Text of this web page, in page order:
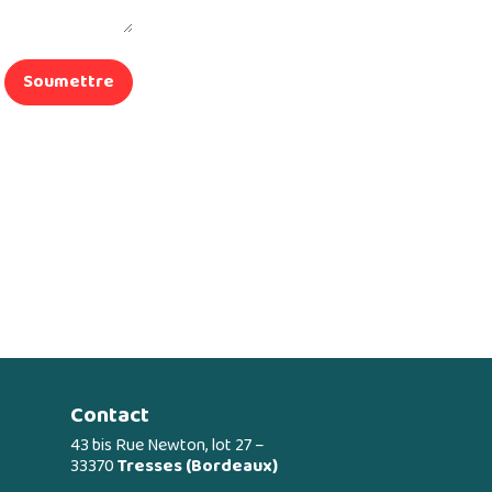
Soumettre
Contact
43 bis Rue Newton, lot 27 –
33370Tresses (Bordeaux)